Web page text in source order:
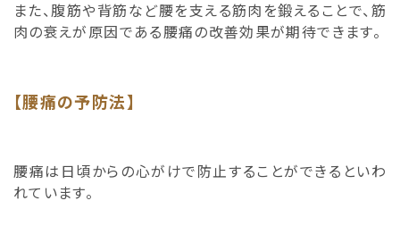
また、腹筋や背筋など腰を支える筋肉を鍛えることで、筋
肉の衰えが原因である腰痛の改善効果が期待できます。
【腰痛の予防法】
腰痛は日頃からの心がけで防止することができるといわ
れています。